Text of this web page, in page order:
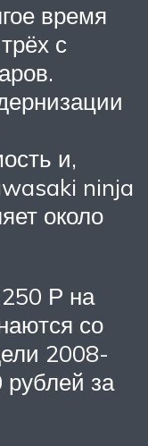
время
с
и,
ninja
около
Р на
со
2008-
рублей за